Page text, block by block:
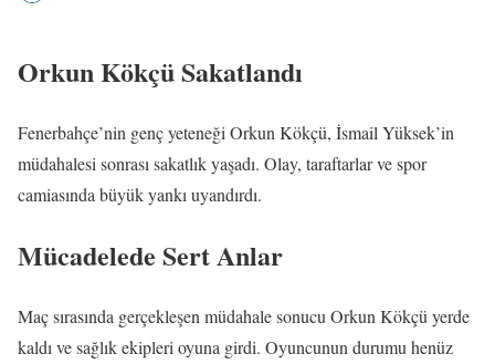
Orkun Kökçü Sakatlandı
Fenerbahçe’nin genç yeteneği Orkun Kökçü, İsmail Yüksek’in
müdahalesi sonrası sakatlık yaşadı. Olay, taraftarlar ve spor
camiasında büyük yankı uyandırdı.
Mücadelede Sert Anlar
Maç sırasında gerçekleşen müdahale sonucu Orkun Kökçü yerde
kaldı ve sağlık ekipleri oyuna girdi. Oyuncunun durumu henüz